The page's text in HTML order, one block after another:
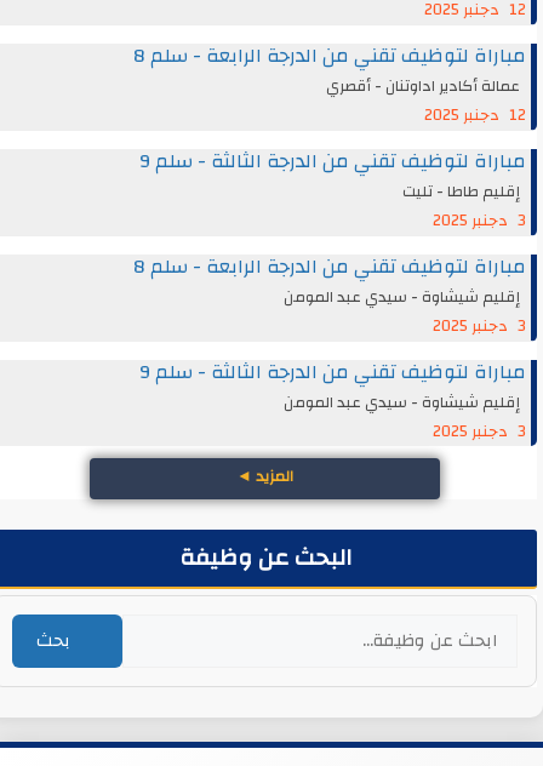
12 دجنبر 2025
مباراة لتوظيف تقني من الدرجة الرابعة - سلم 8
عمالة أكادير اداوتنان - أقصري
12 دجنبر 2025
مباراة لتوظيف تقني من الدرجة الثالثة - سلم 9
إقليم طاطا - تليت
مباراة لتوظيف تقني من الدرجة الرابعة - سلم 8
إقليم شيشاوة - سيدي عبد المومن
مباراة لتوظيف تقني من الدرجة الثالثة - سلم 9
إقليم شيشاوة - سيدي عبد المومن
المزيد◄
البحث عن وظيفة
بحث